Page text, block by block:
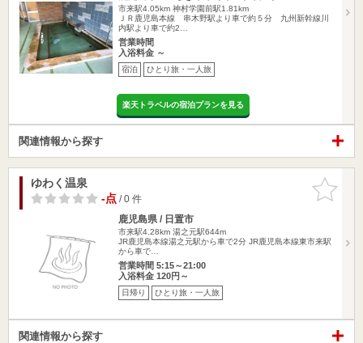
市来駅4.05km 神村学園前駅1.81km
ＪＲ鹿児島本線 串木野駅より車で約５分 九州新幹線川
内駅より車で約2…
営業時間
入浴料金 ～
宿泊 ひとり旅・一人旅
楽天トラベルの宿泊プランを見る
関連情報から探す
お気に入
りに追加
ゆわく温泉
-点/ 0 件
鹿児島県 / 日置市
市来駅4.28km 湯之元駅644m
JR鹿児島本線湯之元駅から車で2分 JR鹿児島本線東市来駅
から車で…
営業時間 5:15～21:00
入浴料金 120円～
日帰り ひとり旅・一人旅
関連情報から探す